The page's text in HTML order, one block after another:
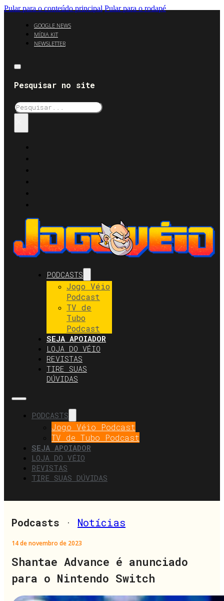
Pular para o conteúdo principal Pular para o rodapé
GOOGLE NEWS
MÍDIA KIT
NEWSLETTER
Pesquisar no site
Pesquisar
PODCASTS
Jogo Véio
Podcast
TV de
Tubo
Podcast
SEJA APOIADOR
LOJA DO VÉIO
REVISTAS
TIRE SUAS
DÚVIDAS
PODCASTS
Jogo Véio Podcast
TV de Tubo Podcast
SEJA APOIADOR
LOJA DO VÉIO
REVISTAS
TIRE SUAS DÚVIDAS
Podcasts · Notícias
14 de novembro de 2023
Shantae Advance é anunciado
para o Nintendo Switch